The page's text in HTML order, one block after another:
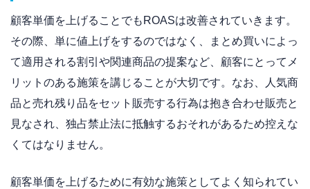
顧客単価を上げることでもROASは改善されていきます。
その際、単に値上げをするのではなく、まとめ買いによっ
て適用される割引や関連商品の提案など、顧客にとってメ
リットのある施策を講じることが大切です。なお、人気商
品と売れ残り品をセット販売する行為は抱き合わせ販売と
見なされ、独占禁止法に抵触するおそれがあるため控えな
くてはなりません。
顧客単価を上げるために有効な施策としてよく知られてい